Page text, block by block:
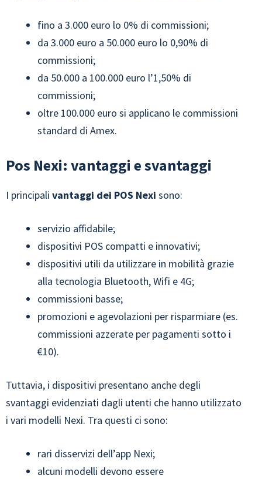
fino a 3.000 euro lo 0% di commissioni;
da 3.000 euro a 50.000 euro lo 0,90% di
commissioni;
da 50.000 a 100.000 euro l’1,50% di
commissioni;
oltre 100.000 euro si applicano le commissioni
standard di Amex.
Pos Nexi: vantaggi e svantaggi
I principali vantaggi dei POS Nexi sono:
servizio affidabile;
dispositivi POS compatti e innovativi;
dispositivi utili da utilizzare in mobilità grazie
alla tecnologia Bluetooth, Wifi e 4G;
commissioni basse;
promozioni e agevolazioni per risparmiare (es.
commissioni azzerate per pagamenti sotto i
€10).
Tuttavia, i dispositivi presentano anche degli
svantaggi evidenziati dagli utenti che hanno utilizzato
i vari modelli Nexi. Tra questi ci sono:
rari disservizi dell’app Nexi;
alcuni modelli devono essere